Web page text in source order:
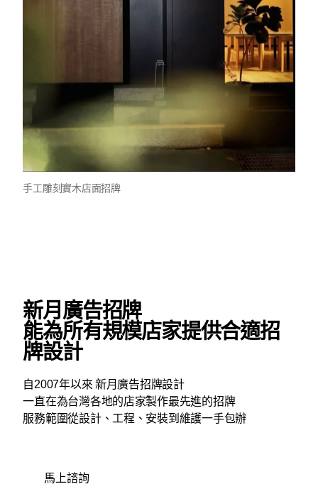
手工雕刻實木店面招牌
新月廣告招牌
能為所有規模店家提供合適招
牌設計
自2007年以來 新月廣告招牌設計
一直在為台灣各地的店家製作最先進的招牌
服務範圍從設計、工程、安裝到維護一手包辦
馬上諮詢